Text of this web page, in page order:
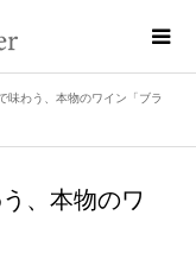
味わう、本物のワイン「ブラ
、本物のワ